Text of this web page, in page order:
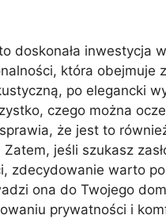
doskonała inwestycja
która obejmuje
po elegancki
czego można
że jest to
jeśli szukasz
zdecydowanie warto
ona do Twojego
prywatności i